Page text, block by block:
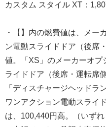
カスタム スタイル XT：
・【】内の燃費値は、メー
ン電動スライドドア（後席
値。「XS」のメーカーオプ
ライドドア（後席・運転席
「ディスチャージヘッドラ
ワンアクション電動スライ
は、100,440円高。（いずれ